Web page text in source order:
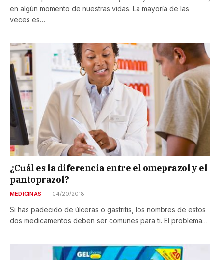
en algún momento de nuestras vidas. La mayoría de las
veces es…
¿Cuál es la diferencia entre el omeprazol y el
pantoprazol?
MEDICINAS 04/20/2018
Si has padecido de úlceras o gastritis, los nombres de estos
dos medicamentos deben ser comunes para ti. El problema…